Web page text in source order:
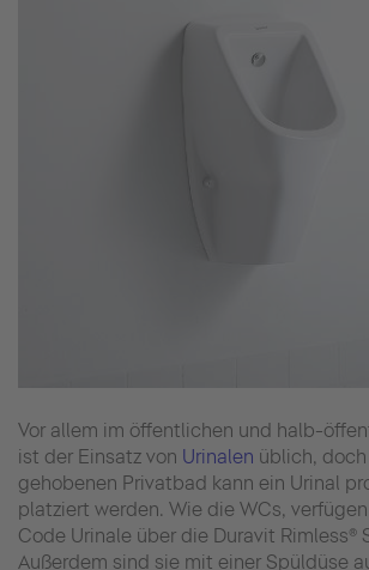
Vor allem im öffentlichen und halb-
ist der Einsatz von Urinalen üblich,
gehobenen Privatbad kann ein Urinal
platziert werden. Wie die WCs,
Code Urinale über die Duravit Rimless®
Außerdem sind sie mit einer Spüldüse